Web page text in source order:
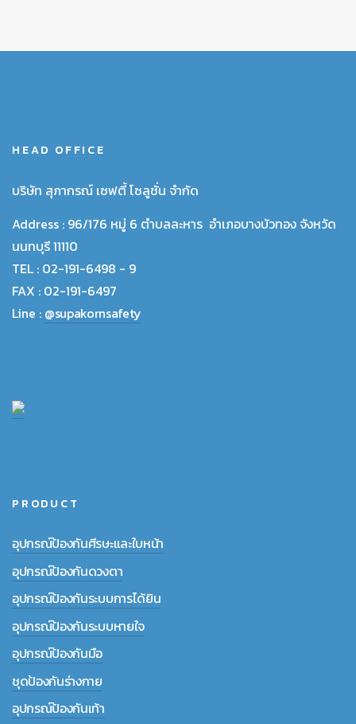
HEAD OFFICE
บริษัท สุภากรณ์ เซฟตี้ โซลูชั่น จำกัด
Address : 96/176 หมู่ 6 ตำบลละหาร อำเภอบางบัวทอง จังหวัด
นนทบุรี 11110
TEL : 02-191-6498 - 9
FAX : 02-191-6497
Line : @supakornsafety
PRODUCT
อุปกรณ์ป้องกันศีรษะและใบหน้า
อุปกรณ์ป้องกันดวงตา
อุปกรณ์ป้องกันระบบการได้ยิน
อุปกรณ์ป้องกันระบบหายใจ
อุปกรณ์ป้องกันมือ
ชุดป้องกันร่างกาย
อุปกรณ์ป้องกันเท้า